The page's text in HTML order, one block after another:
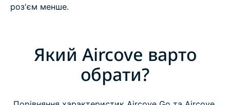
роз'єм менше.
Який Aircove варто
обрати?